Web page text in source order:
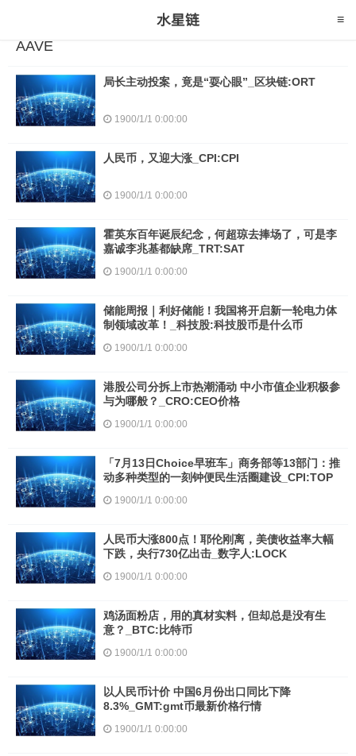
AAVE
局长主动投案，竟是“耍心眼”_区块链:ORT
1900/1/1 0:00:00
人民币，又迎大涨_CPI:CPI
1900/1/1 0:00:00
霍英东百年诞辰纪念，何超琼去捧场了，可是李
嘉诚李兆基都缺席_TRT:SAT
1900/1/1 0:00:00
储能周报｜利好储能！我国将开启新一轮电力体
制领域改革！_科技股:科技股币是什么币
1900/1/1 0:00:00
港股公司分拆上市热潮涌动 中小市值企业积极参
与为哪般？_CRO:CEO价格
1900/1/1 0:00:00
「7月13日Choice早班车」商务部等13部门：推
动多种类型的一刻钟便民生活圈建设_CPI:TOP
1900/1/1 0:00:00
人民币大涨800点！耶伦刚离，美债收益率大幅
下跌，央行730亿出击_数字人:LOCK
1900/1/1 0:00:00
鸡汤面粉店，用的真材实料，但却总是没有生
意？_BTC:比特币
1900/1/1 0:00:00
以人民币计价 中国6月份出口同比下降
8.3%_GMT:gmt币最新价格行情
1900/1/1 0:00:00